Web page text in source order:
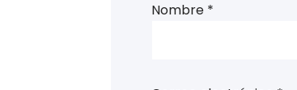
Nombre *